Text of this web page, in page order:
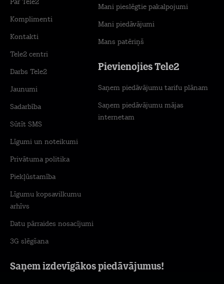
Saņem izdevīgākos piedāvājumus!
Par Tele2
Komplimenti
Kontakti
Tele2 centri
Darbs Tele2
Jaunumi
Sadarbība
Sūtīt SMS
Līgumi un noteikumi
Privātuma politika
Piekļūstamība
Līgumu kopsavilkumu
arhīvs
Datu pārraides nosacījumi
3G slēgšana
Mani pieslēgtie pakalpojumi
Mani piedāvājumi
Mans patēriņš
Pievienojies Tele2
Saņem piedāvājumu tarifu plānam
Saņem piedāvājumu mājas
internetam